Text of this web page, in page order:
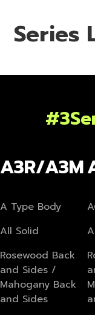
Series
A3R/A3M
A Type Body
All Solid
Rosewood Back
and Sides /
Mahogany Back
and Sides